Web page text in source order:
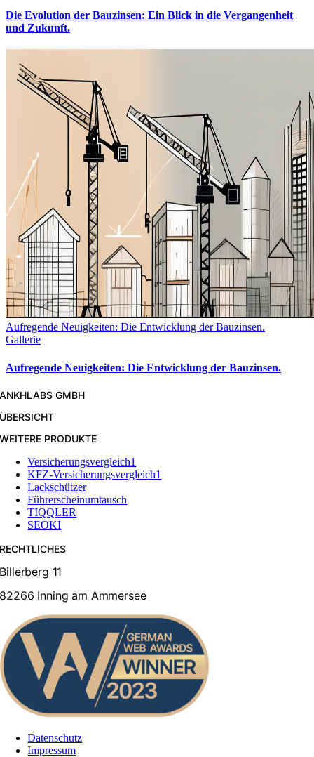
Die Evolution der Bauzinsen: Ein Blick in die Vergangenheit
und Zukunft.
Aufregende Neuigkeiten: Die Entwicklung der Bauzinsen.
Gallerie
Aufregende Neuigkeiten: Die Entwicklung der Bauzinsen.
ANKHLABS GMBH
ÜBERSICHT
WEITERE PRODUKTE
Versicherungsvergleich1
KFZ-Versicherungsvergleich1
Lackschützer
Führerscheinumtausch
TIQQLER
SEOKI
RECHTLICHES
Billerberg 11
82266 Inning am Ammersee
Datenschutz
Impressum